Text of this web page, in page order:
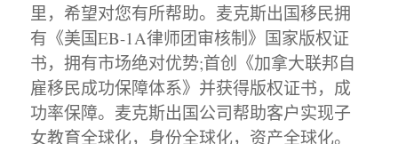
里，希望对您有所帮助。麦克斯出国移民拥
有《美国EB-1A律师团审核制》国家版权证
书，拥有市场绝对优势;首创《加拿大联邦自
雇移民成功保障体系》并获得版权证书，成
功率保障。麦克斯出国公司帮助客户实现子
女教育全球化，身份全球化，资产全球化。